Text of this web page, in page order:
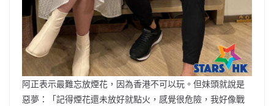
阿正表示最難忘放煙花，因為香港不可以玩。但妹頭就說是
惡夢：「記得煙花還未放好就點火，感覺很危險，我好像戰